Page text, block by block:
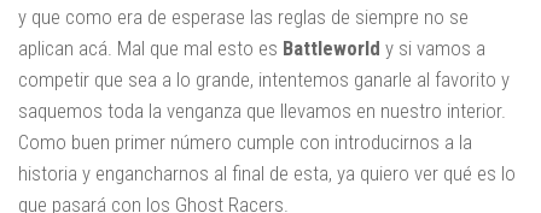
y que como era de esperase las reglas de siempre no se
aplican acá. Mal que mal esto es Battleworld y si vamos a
competir que sea a lo grande, intentemos ganarle al favorito y
saquemos toda la venganza que llevamos en nuestro interior.
Como buen primer número cumple con introducirnos a la
historia y engancharnos al final de esta, ya quiero ver qué es lo
que pasará con los Ghost Racers.